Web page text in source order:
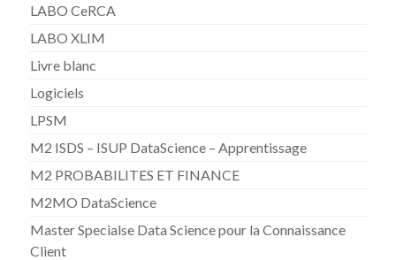
LABO CeRCA
LABO XLIM
Livre blanc
Logiciels
LPSM
M2 ISDS – ISUP DataScience – Apprentissage
M2 PROBABILITES ET FINANCE
M2MO DataScience
Master Specialse Data Science pour la Connaissance
Client